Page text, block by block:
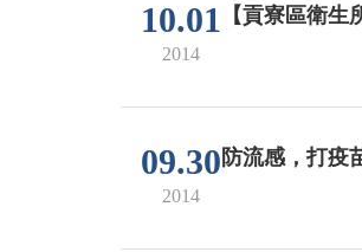
10.01
2014
【貢寮區衛生
09.30
2014
防流感，打疫